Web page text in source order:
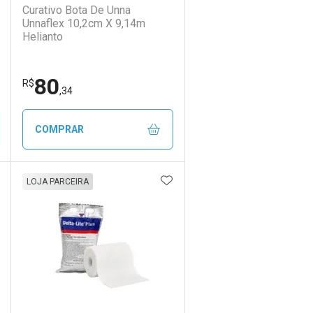
Ativar Desconto
Comprar sem Desconto
Comprar sem Desconto
Curativo Bota De Unna
Unnaflex 10,2cm X 9,14m
Helianto
R$80,34
COMPRAR
FECHAR
Laboratório
FECHAR
Por Menos
AOS FAVORITOS
LOJA PARCEIRA ADICIONAR AOS